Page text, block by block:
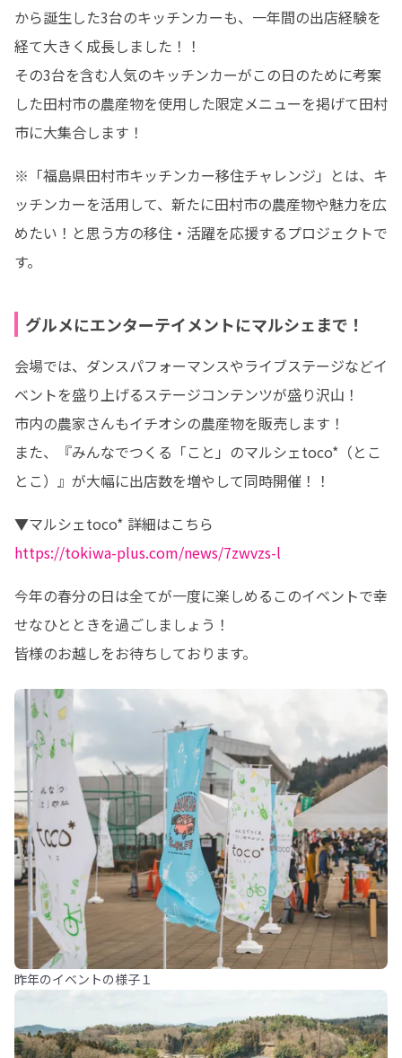
から誕生した3台のキッチンカーも、一年間の出店経験を
経て大きく成長しました！！
その3台を含む人気のキッチンカーがこの日のために考案
した田村市の農産物を使用した限定メニューを掲げて田村
市に大集合します！
※「福島県田村市キッチンカー移住チャレンジ」とは、キ
ッチンカーを活用して、新たに田村市の農産物や魅力を広
めたい！と思う方の移住・活躍を応援するプロジェクトで
す。
グルメにエンターテイメントにマルシェまで！
会場では、ダンスパフォーマンスやライブステージなどイ
ベントを盛り上げるステージコンテンツが盛り沢山！
市内の農家さんもイチオシの農産物を販売します！
また、『みんなでつくる「こと」のマルシェtoco*（とこ
とこ）』が大幅に出店数を増やして同時開催！！
https://tokiwa-plus.com/news/7zwvzs-l
今年の春分の日は全てが一度に楽しめるこのイベントで幸
せなひとときを過ごしましょう！
皆様のお越しをお待ちしております。
昨年のイベントの様子１